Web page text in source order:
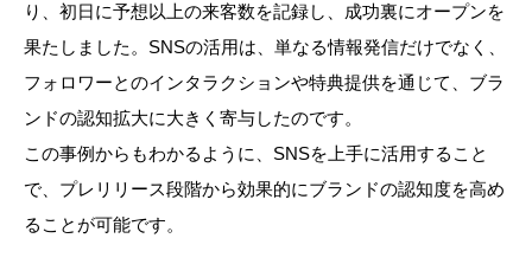
り、初日に予想以上の来客数を記録し、成功裏にオープンを
果たしました。SNSの活用は、単なる情報発信だけでなく、
フォロワーとのインタラクションや特典提供を通じて、ブラ
ンドの認知拡大に大きく寄与したのです。
この事例からもわかるように、SNSを上手に活用すること
で、プレリリース段階から効果的にブランドの認知度を高め
ることが可能です。